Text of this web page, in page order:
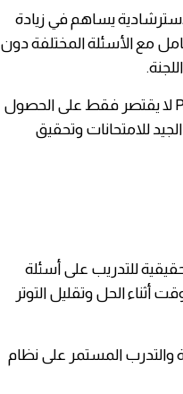
يساهم في زيادة
مع الأسئلة المختلفة دون
لذلك، فإن تحميل النماذج الاسترشادية للثانوية العامة 2026 PDF لا يقتصر فقط على الحصول
للامتحانات وتحقيق
للتدريب على أسئلة
أثناء الحل وتقليل التوتر
والتدرب المستمر على نظام